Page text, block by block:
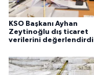
KSO Başkanı Ayhan
Zeytinoğlu dış ticaret
verilerini değerlendirdi